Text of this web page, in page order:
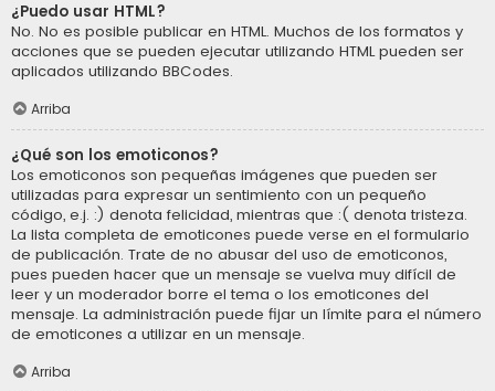
¿Puedo usar HTML?
No. No es posible publicar en HTML. Muchos de los formatos y
acciones que se pueden ejecutar utilizando HTML pueden ser
aplicados utilizando BBCodes.
Arriba
¿Qué son los emoticonos?
Los emoticonos son pequeñas imágenes que pueden ser
utilizadas para expresar un sentimiento con un pequeño
código, e.j. :) denota felicidad, mientras que :( denota tristeza.
La lista completa de emoticones puede verse en el formulario
de publicación. Trate de no abusar del uso de emoticonos,
pues pueden hacer que un mensaje se vuelva muy difícil de
leer y un moderador borre el tema o los emoticones del
mensaje. La administración puede fijar un límite para el número
de emoticones a utilizar en un mensaje.
Arriba